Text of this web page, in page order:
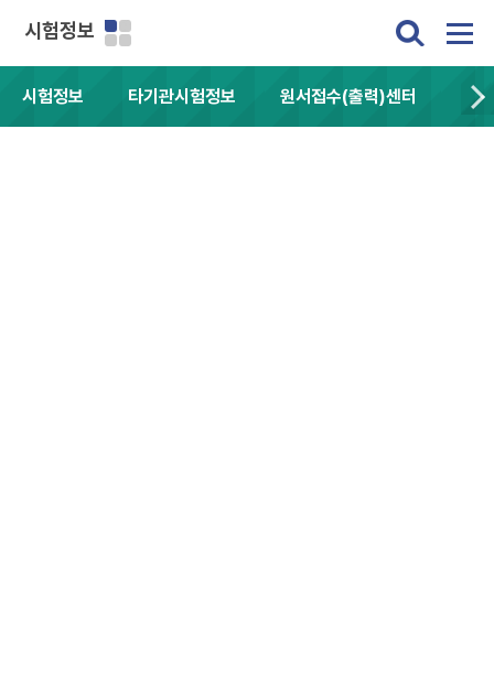
시험정보
시험정보 타기관시험정보 원서접수(출력)센터 자